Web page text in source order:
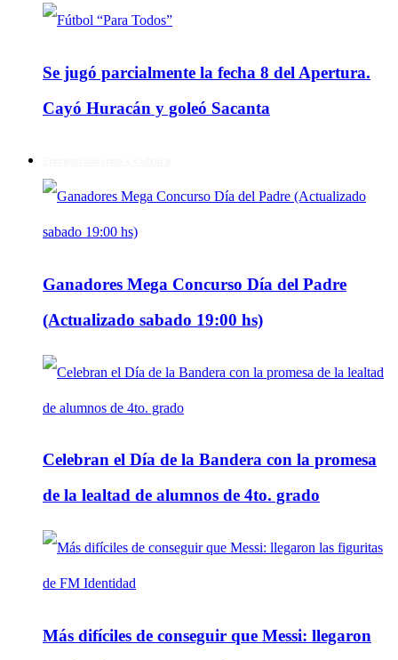
Se jugó parcialmente la fecha 8 del Apertura.
Cayó Huracán y goleó Sacanta
Ganadores Mega Concurso Día del Padre
(Actualizado sabado 19:00 hs)
Celebran el Día de la Bandera con la promesa
de la lealtad de alumnos de 4to. grado
Más difíciles de conseguir que Messi: llegaron